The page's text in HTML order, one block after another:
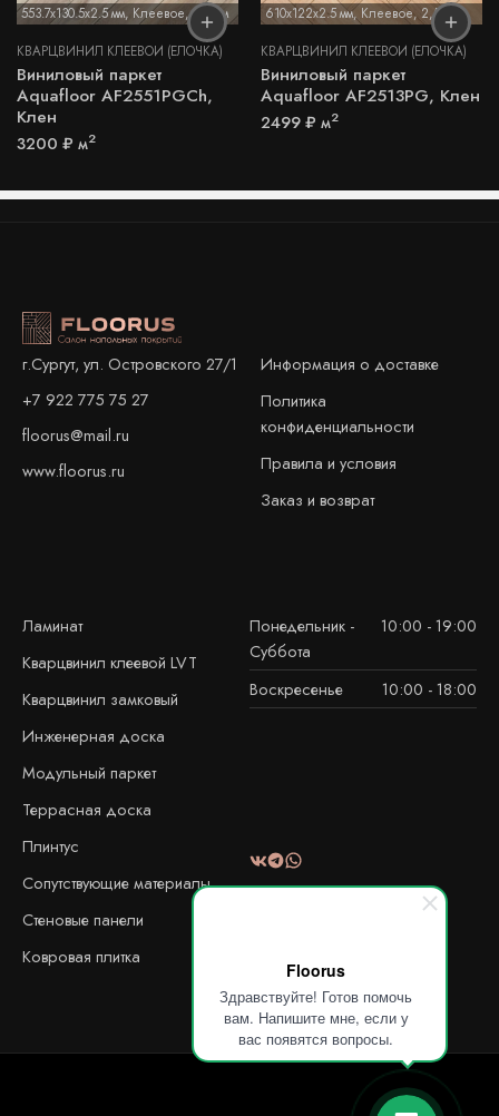
Floorus
Здравствуйте! Готов помочь
вам. Напишите мне, если у
вас появятся вопросы.
553.7x130.5x2.5 мм, Клеевое,2,5 мм
КВАРЦВИНИЛ КЛЕЕВОЙ (ЁЛОЧКА)
Виниловый паркет
Aquafloor AF2551PGCh,
Клен
3200 ₽ м2
610x122x2.5 мм, Клеевое, 2,5 мм
КВАРЦВИНИЛ КЛЕЕВОЙ (ЁЛОЧКА)
Виниловый паркет
Aquafloor AF2513PG, Клен
2499₽ м2
г.Сургут, ул. Островского 27/1
+7 922 775 75 27
floorus@mail.ru
www.floorus.ru
Информация о доставке
Политика
конфиденциальности
Правила и условия
Заказ и возврат
Ламинат
Кварцвинил клеевой LVT
Кварцвинил замковый
Инженерная доска
Модульный паркет
Террасная доска
Плинтус
Сопутствующие материалы
Стеновые панели
Ковровая плитка
Понедельник -
Суббота
10:00 - 19:00
Воскресенье 10:00 - 18:00